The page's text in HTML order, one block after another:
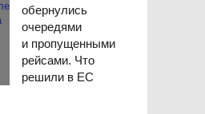
обернулись
очередями
и пропущенными
рейсами. Что
решили в ЕС